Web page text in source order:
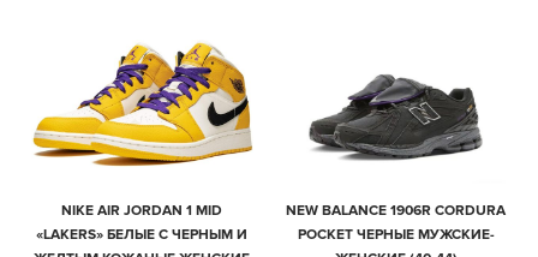
NIKE AIR JORDAN 1 MID
«LAKERS» БЕЛЫЕ С ЧЕРНЫМ И
NEW BALANCE 1906R CORDURA
POCKET ЧЕРНЫЕ МУЖСКИЕ-